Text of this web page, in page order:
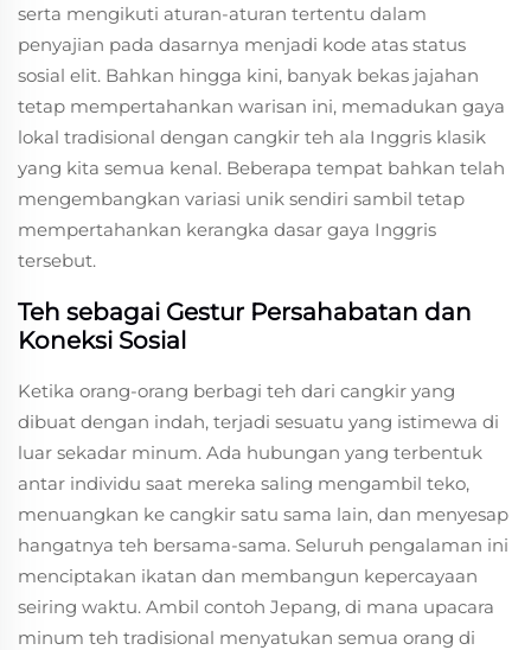
serta mengikuti aturan-aturan tertentu dalam
penyajian pada dasarnya menjadi kode atas status
sosial elit. Bahkan hingga kini, banyak bekas jajahan
tetap mempertahankan warisan ini, memadukan gaya
lokal tradisional dengan cangkir teh ala Inggris klasik
yang kita semua kenal. Beberapa tempat bahkan telah
mengembangkan variasi unik sendiri sambil tetap
mempertahankan kerangka dasar gaya Inggris
tersebut.
Teh sebagai Gestur Persahabatan dan
Koneksi Sosial
Ketika orang-orang berbagi teh dari cangkir yang
dibuat dengan indah, terjadi sesuatu yang istimewa di
luar sekadar minum. Ada hubungan yang terbentuk
antar individu saat mereka saling mengambil teko,
menuangkan ke cangkir satu sama lain, dan menyesap
hangatnya teh bersama-sama. Seluruh pengalaman ini
menciptakan ikatan dan membangun kepercayaan
seiring waktu. Ambil contoh Jepang, di mana upacara
minum teh tradisional menyatukan semua orang di